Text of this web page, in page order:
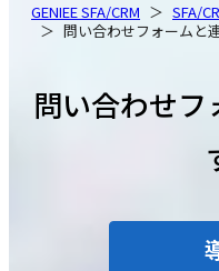
GENIEE SFA/CRM
SFA/
問い合わせフォームと
問い合わせフ